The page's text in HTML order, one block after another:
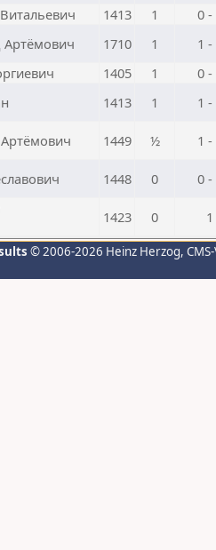
1413 1
0 -
1710 1
1 -
1405 1
0 -
1413 1 1 -
1449 ½ 1 -
1448 0 0 -
1423 0 1
© 2006-2026 Heinz Herzog,